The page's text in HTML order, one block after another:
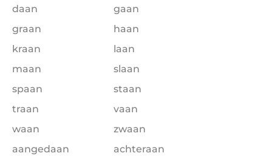
daan
gaan
graan
haan
kraan
laan
maan
slaan
spaan
staan
traan
vaan
waan
zwaan
aangedaan
achteraan